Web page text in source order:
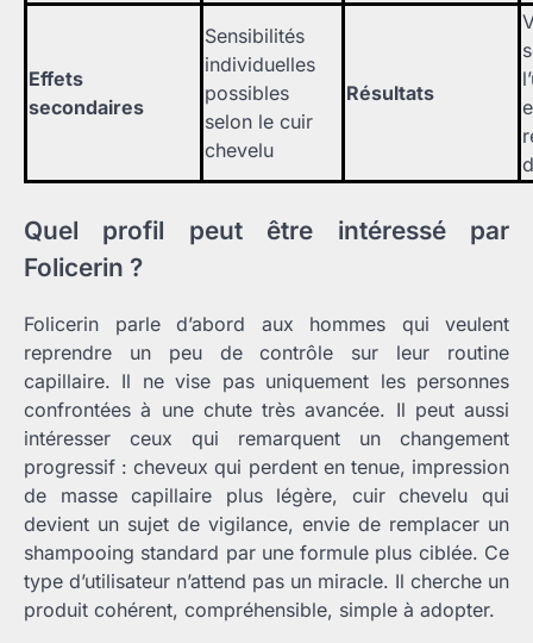
Effets
secondaires
Sensibilités
individuelles
possibles
selon le cuir
chevelu
Résultats
Quel profil peut être intéressé par
Folicerin ?
Folicerin parle d’abord aux hommes qui veulent
reprendre un peu de contrôle sur leur routine
capillaire. Il ne vise pas uniquement les personnes
confrontées à une chute très avancée. Il peut aussi
intéresser ceux qui remarquent un changement
progressif : cheveux qui perdent en tenue, impression
de masse capillaire plus légère, cuir chevelu qui
devient un sujet de vigilance, envie de remplacer un
shampooing standard par une formule plus ciblée. Ce
type d’utilisateur n’attend pas un miracle. Il cherche un
produit cohérent, compréhensible, simple à adopter.